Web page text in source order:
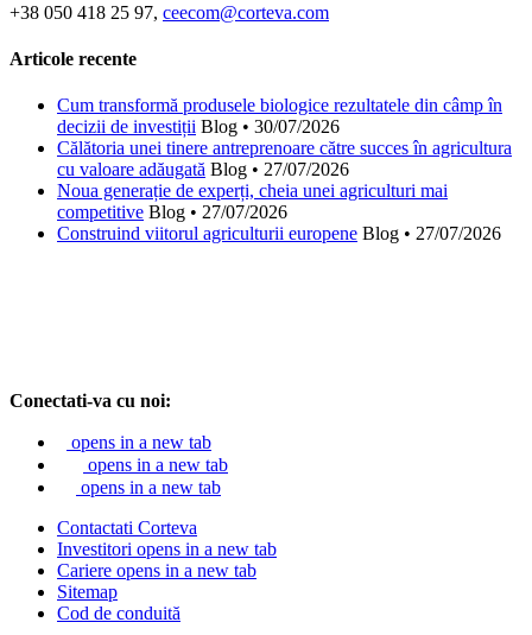
+38 050 418 25 97, ceecom@corteva.com
Articole recente
Cum transformă produsele biologice rezultatele din câmp în
decizii de investiții Blog • 30/07/2026
Călătoria unei tinere antreprenoare către succes în agricultura
cu valoare adăugată Blog • 27/07/2026
Noua generație de experți, cheia unei agriculturi mai
competitive Blog • 27/07/2026
Construind viitorul agriculturii europene Blog • 27/07/2026
Conectati-va cu noi:
opens in a new tab
opens in a new tab
opens in a new tab
Contactati Corteva
Investitori opens in a new tab
Cariere opens in a new tab
Sitemap
Cod de conduită